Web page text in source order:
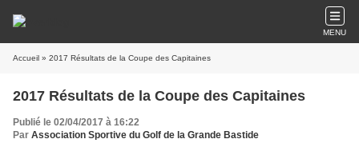
MENU
Accueil » 2017 Résultats de la Coupe des Capitaines
2017 Résultats de la Coupe des Capitaines
Publié le 02/04/2017 à 16:22
Par Association Sportive du Golf de la Grande Bastide